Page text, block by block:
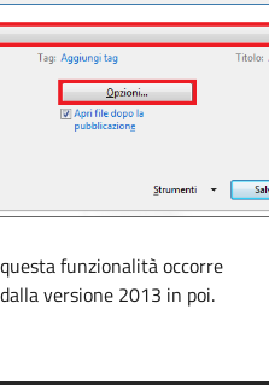
funzionalità occorre
dalla versione 2013 in poi.